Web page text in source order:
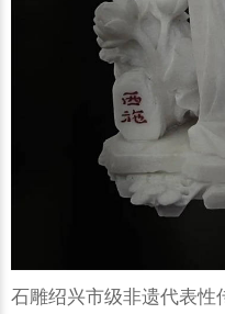
石雕绍兴市级非遗代表性